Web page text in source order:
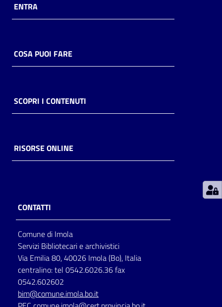
Risorse
online
Casa
Piani
storico
per
lettura
Seguici
su
ENTRA
COSA PUOI FARE
SCOPRI I CONTENUTI
RISORSE ONLINE
CONTATTI
Comune di Imola
Servizi Bibliotecari e archivistici
Via Emilia 80, 40026 Imola (Bo), Italia
centralino: tel 0542.6026.36 fax
0542.602602
bim@comune.imola.bo.it